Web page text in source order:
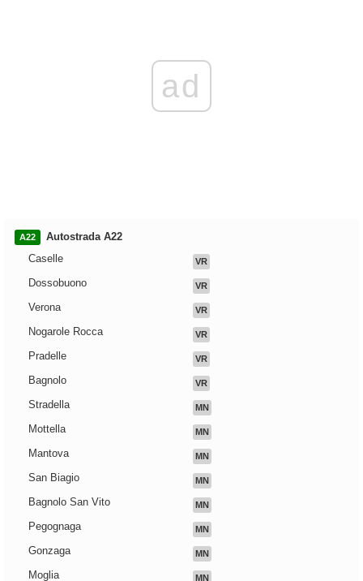
ad
A22
Autostrada A22
Caselle
VR
Dossobuono VR
Verona VR
Nogarole Rocca VR
Pradelle VR
Bagnolo VR
Stradella MN
Mottella MN
Mantova MN
San Biagio MN
Bagnolo San Vito MN
Pegognaga MN
Gonzaga MN
Moglia MN